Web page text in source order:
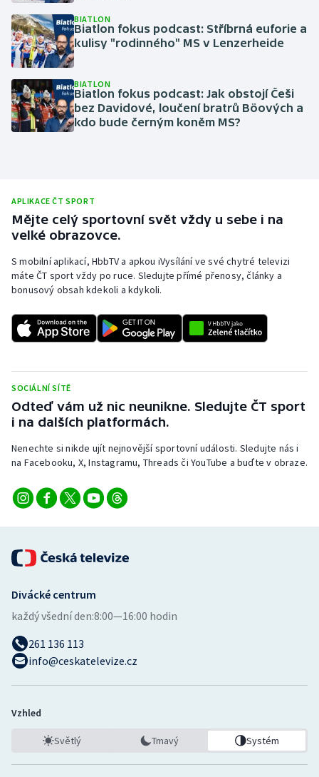
Rychlobruslení
Rychlostní kanoistika
Short track
Sportovní střelba
Veslování
Volejbal
Ostatní
BIATLON
Biatlon fokus podcast: Stříbrná euforie a
kulisy "rodinného" MS v Lenzerheide
BIATLON
Biatlon fokus podcast: Jak obstojí Češi
bez Davidové, loučení bratrů Böových a
kdo bude černým koněm MS?
APLIKACE ČT SPORT
Mějte celý sportovní svět vždy u sebe i na
velké obrazovce.
S mobilní aplikací, HbbTV a apkou iVysílání ve své chytré televizi
máte ČT sport vždy po ruce. Sledujte přímé přenosy, články a
bonusový obsah kdekoli a kdykoli.
SOCIÁLNÍ SÍTĚ
Odteď vám už nic neunikne. Sledujte ČT sport
i na dalších platformách.
Nenechte si nikde ujít nejnovější sportovní události. Sledujte nás i
na Facebooku, X, Instagramu, Threads či YouTube a buďte v obraze.
Divácké centrum
každý všední den:8:00—16:00 hodin
261 136 113
info@ceskatelevize.cz
Vzhled
Světlý Tmavý Systém